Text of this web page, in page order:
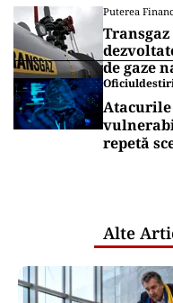
Puterea
de gaze
repetă
Alte